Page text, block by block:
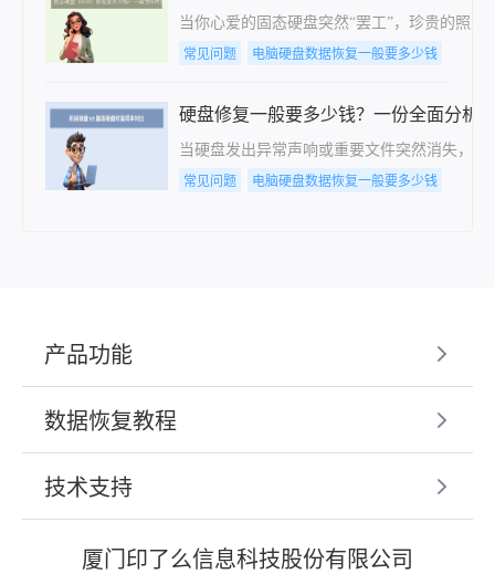
当你心爱的固态硬盘突然“罢工”，珍贵的照
常见问题 电脑硬盘数据恢复一般要多少钱
硬盘修复一般要多少钱？一份全面分析
当硬盘发出异常声响或重要文件突然消失，
常见问题 电脑硬盘数据恢复一般要多少钱
产品功能
数据恢复教程
技术支持
厦门印了么信息科技股份有限公司